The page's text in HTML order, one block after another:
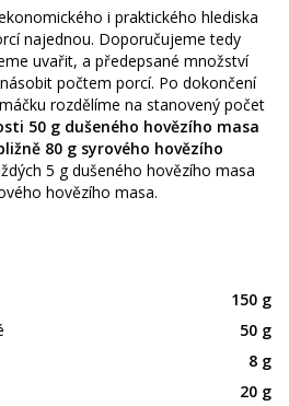
i praktického hlediska
najednou. Doporučujeme tedy
uvařit, a předepsané množství
počtem porcí. Po dokončení
rozdělíme na stanovený počet
50 g dušeného hovězího masa
80 g syrového hovězího
5 g dušeného hovězího masa
hovězího masa.
150 g
50 g
8 g
20 g